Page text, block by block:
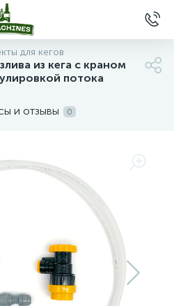
для кегов
из кега с краном
потока
и отзывы 0